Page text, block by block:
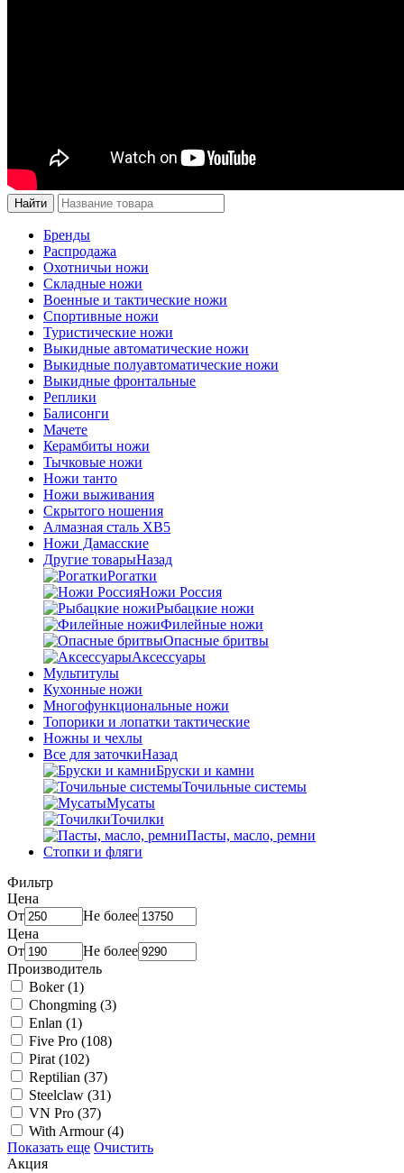
Бренды
Распродажа
Охотничьи ножи
Складные ножи
Военные и тактические ножи
Спортивные ножи
Туристические ножи
Выкидные автоматические ножи
Выкидные полуавтоматические ножи
Выкидные фронтальные
Реплики
Балисонги
Мачете
Керамбиты ножи
Тычковые ножи
Ножи танто
Ножи выживания
Скрытого ношения
Алмазная сталь ХВ5
Ножи Дамасские
Другие товарыНазад
Рогатки
Ножи Россия
Рыбацкие ножи
Филейные ножи
Опасные бритвы
Аксессуары
Мультитулы
Кухонные ножи
Многофункциональные ножи
Топорики и лопатки тактические
Ножны и чехлы
Все для заточкиНазад
Бруски и камни
Точильные системы
Мусаты
Точилки
Пасты, масло, ремни
Стопки и фляги
Фильтр
Цена
От
Не более
Цена
От
Не более
Производитель
Boker(1)
Chongming (3)
Enlan (1)
Five Pro (108)
Pirat (102)
Reptilian (37)
Steelclaw (31)
VN Pro (37)
With Armour(4)
Показать еще Очистить
Акция